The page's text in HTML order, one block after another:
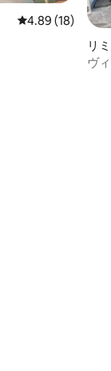
レビュー18件、
4.89 (18)
リ
ヴ